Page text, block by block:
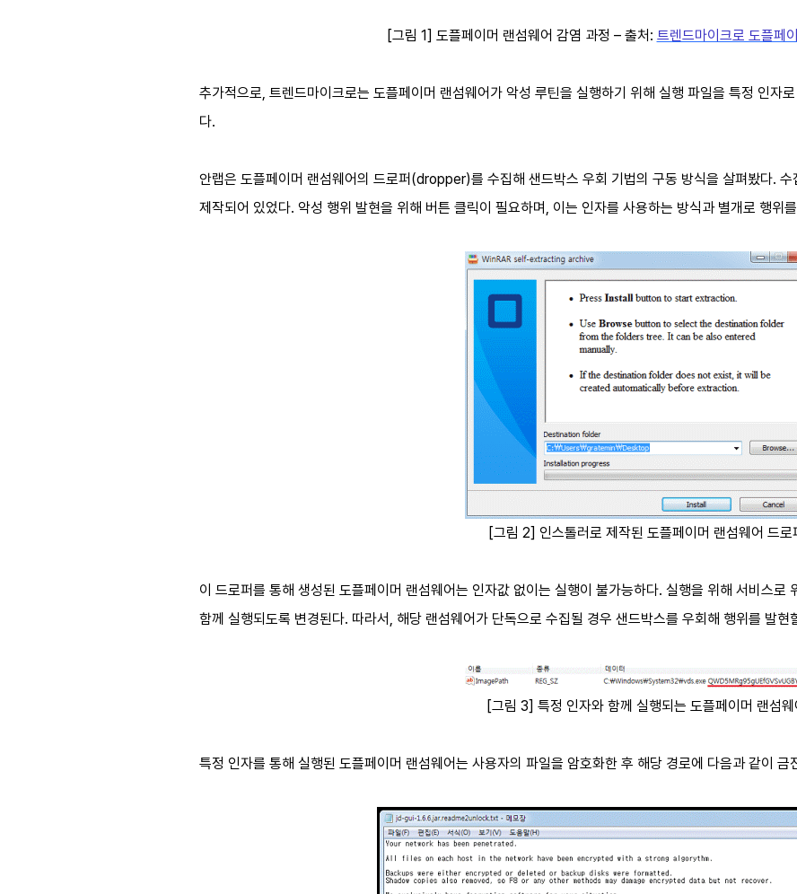
[그림 1] 도플페이머 랜섬웨어 감염 과정 – 출처: 트렌드마이크로 도플페
추가적으로, 트렌드마이크로는 도플페이머 랜섬웨어가 악성 루틴을 실행하기 위해 실행 파일을 특정 인자
다.
안랩은 도플페이머 랜섬웨어의 드로퍼(dropper)를 수집해 샌드박스 우회 기법의 구동 방식을 살펴봤다.
제작되어 있었다. 악성 행위 발현을 위해 버튼 클릭이 필요하며, 이는 인자를 사용하는 방식과 별개로 행위
[그림 2] 인스톨러로 제작된 도플페이머 랜섬웨어 드로
이 드로퍼를 통해 생성된 도플페이머 랜섬웨어는 인자값 없이는 실행이 불가능하다. 실행을 위해 서비스
함께 실행되도록 변경된다. 따라서, 해당 랜섬웨어가 단독으로 수집될 경우 샌드박스를 우회해 행위를 발현
[그림 3] 특정 인자와 함께 실행되는 도플페이머 랜섬웨
특정 인자를 통해 실행된 도플페이머 랜섬웨어는 사용자의 파일을 암호화한 후 해당 경로에 다음과 같이 금